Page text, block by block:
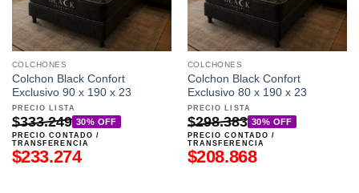
COLCHONES
Colchon Black Confort
Exclusivo 90 x 190 x 23
PRECIO LISTA
$333.249 30% OFF
PRECIO CONTADO /
TRANSFERENCIA
$233.274
COLCHONES
Colchon Black Confort
Exclusivo 80 x 190 x 23
PRECIO LISTA
$298.383 30% OFF
PRECIO CONTADO /
TRANSFERENCIA
$208.868